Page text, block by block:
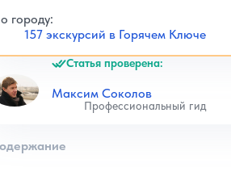
городу:
157 экскурсий в Горячем Ключе
Статья проверена:
Максим Соколов
Профессиональный гид